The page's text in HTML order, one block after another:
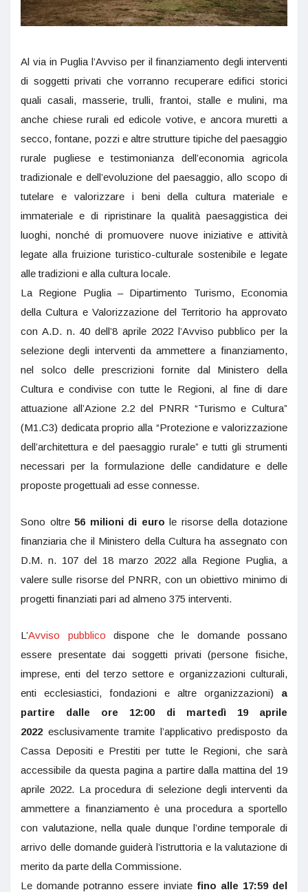
Al via in Puglia l’Avviso per il finanziamento degli interventi
di soggetti privati che vorranno recuperare edifici storici
quali casali, masserie, trulli, frantoi, stalle e mulini, ma
anche chiese rurali ed edicole votive, e ancora muretti a
secco, fontane, pozzi e altre strutture tipiche del paesaggio
rurale pugliese e testimonianza dell’economia agricola
tradizionale e dell’evoluzione del paesaggio, allo scopo di
tutelare e valorizzare i beni della cultura materiale e
immateriale e di ripristinare la qualità paesaggistica dei
luoghi, nonché di promuovere nuove iniziative e attività
legate alla fruizione turistico-culturale sostenibile e legate
alle tradizioni e alla cultura locale.
La Regione Puglia – Dipartimento Turismo, Economia
della Cultura e Valorizzazione del Territorio ha approvato
con A.D. n. 40 dell’8 aprile 2022 l’Avviso pubblico per la
selezione degli interventi da ammettere a finanziamento,
nel solco delle prescrizioni fornite dal Ministero della
Cultura e condivise con tutte le Regioni, al fine di dare
attuazione all’Azione 2.2 del PNRR “Turismo e Cultura”
(M1.C3) dedicata proprio alla “Protezione e valorizzazione
dell’architettura e del paesaggio rurale” e tutti gli strumenti
necessari per la formulazione delle candidature e delle
proposte progettuali ad esse connesse.
Sono oltre56 milioni di euro le risorse della dotazione
finanziaria che il Ministero della Cultura ha assegnato con
D.M. n. 107 del 18 marzo 2022 alla Regione Puglia, a
valere sulle risorse del PNRR, con un obiettivo minimo di
progetti finanziati pari ad almeno 375 interventi.
L’Avviso pubblico dispone che le domande possano
essere presentate dai soggetti privati (persone fisiche,
imprese, enti del terzo settore e organizzazioni culturali,
enti ecclesiastici, fondazioni e altre organizzazioni) a
partire dalle ore 12:00 di martedì 19 aprile
2022 esclusivamente tramite l’applicativo predisposto da
Cassa Depositi e Prestiti per tutte le Regioni, che sarà
accessibile da questa pagina a partire dalla mattina del 19
aprile 2022. La procedura di selezione degli interventi da
ammettere a finanziamento è una procedura a sportello
con valutazione, nella quale dunque l’ordine temporale di
arrivo delle domande guiderà l’istruttoria e la valutazione di
merito da parte della Commissione.
Le domande potranno essere inviate fino alle 17:59 del